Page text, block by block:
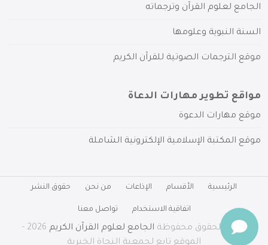
الجامع لعلوم القرآن وترجماته
السنة النبوية وعلومها
موقع الترجمات الصوتية للقرآن الكريم
مواقع تطوير مهارات الدعاة
موقع مهارات الدعوة
موقع المكتبة الإسلامية الإلكترونية الشاملة
الرئيسية الأقسام الإذاعات من نحن حقوق النشر
اتفاقية الاستخدام تواصل معنا
جميع الحقوق محفوظة الجامع لعلوم القرآن الكريم
2026 -
الموقع تابع لجمعية النجاة الخيرية